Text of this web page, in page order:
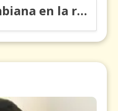
Ciencia colombiana en la revolución de los órganos en chips